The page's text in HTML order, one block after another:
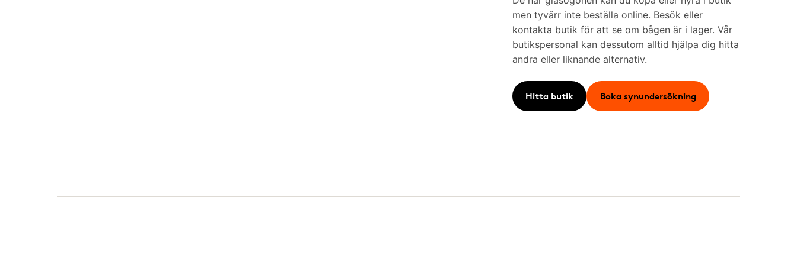
men tyvärr inte beställa online. Besök eller
kontakta butik för att se om bågen är i lager. Vår
butikspersonal kan dessutom alltid hjälpa dig hitta
andra eller liknande alternativ.
Hitta butik Boka synundersökning